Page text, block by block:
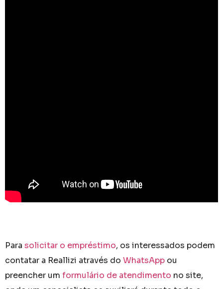
Para solicitar o empréstimo, os interessados podem
contatar a Reallizi através do WhatsApp ou
preencher um formulário de atendimento no site,